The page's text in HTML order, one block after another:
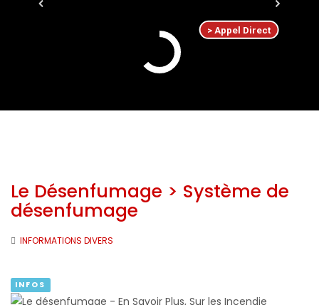
> Appel Direct
Le Désenfumage > Système de
désenfumage
INFORMATIONS DIVERS
INFOS